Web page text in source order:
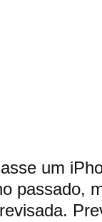
um
passado,